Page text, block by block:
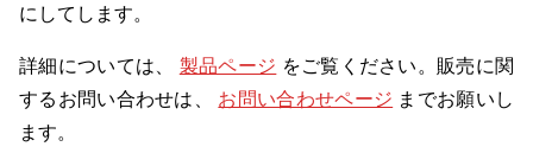
にしてします。
詳細については、 製品ページ をご覧ください。販売に関
するお問い合わせは、 お問い合わせページ までお願いし
ます。